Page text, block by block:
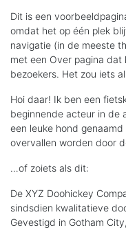
Dit is een
omdat het op één plek
navigatie (in de meeste
met een Over pagina
bezoekers. Het zou iets
Hoi daar! Ik ben een
beginnende acteur in de
een leuke hond
overvallen worden door
…of zoiets als dit:
De XYZ Doohickey
sindsdien kwalitatieve
Gevestigd in Gotham